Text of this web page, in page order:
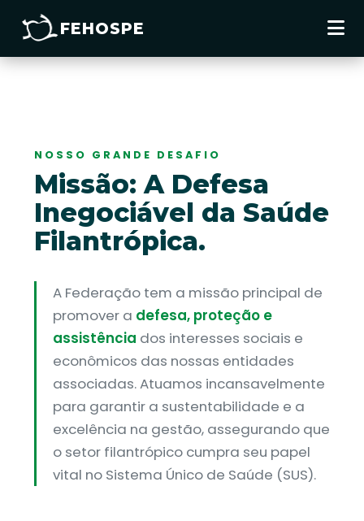
FEHOSPE
NOSSO GRANDE DESAFIO
Missão: A Defesa
Inegociável da Saúde
Filantrópica.
A Federação tem a missão principal de
promover a defesa, proteção e
assistência dos interesses sociais e
econômicos das nossas entidades
associadas. Atuamos incansavelmente
para garantir a sustentabilidade e a
excelência na gestão, assegurando que
o setor filantrópico cumpra seu papel
vital no Sistema Único de Saúde (SUS).